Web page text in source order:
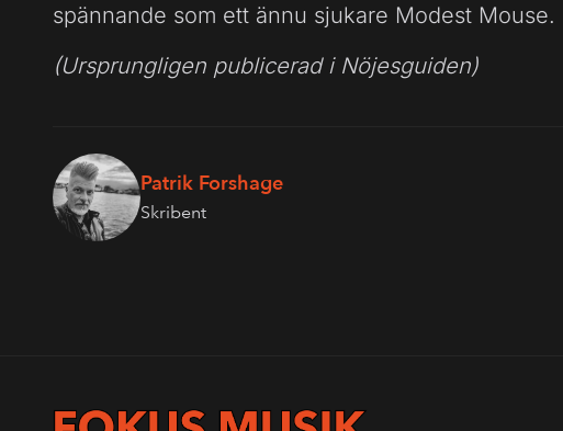
spännande som ett ännu sjukare Modest Mouse.
(Ursprungligen publicerad i Nöjesguiden)
Patrik Forshage
Skribent